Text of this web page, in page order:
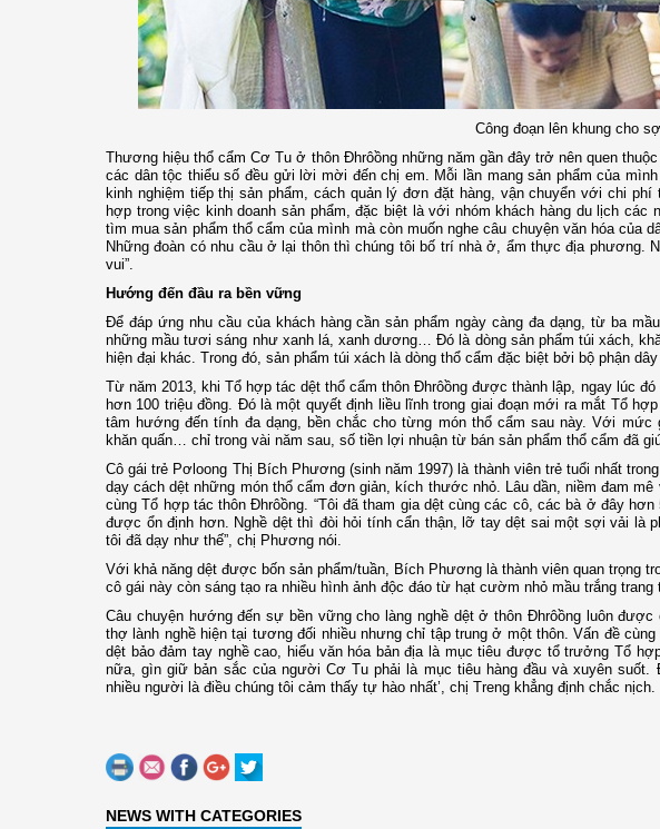
Công đoạn lên khung cho
Thương hiệu thổ cẩm Cơ Tu ở thôn Đhrôồng những năm gần đây trở nên quen
các dân tộc thiểu số đều gửi lời mời đến chị em. Mỗi lần mang sản phẩm của
kinh nghiệm tiếp thị sản phẩm, cách quản lý đơn đặt hàng, vận chuyển với chi
hợp trong việc kinh doanh sản phẩm, đặc biệt là với nhóm khách hàng du lịch các
tìm mua sản phẩm thổ cẩm của mình mà còn muốn nghe câu chuyện văn hóa của
Những đoàn có nhu cầu ở lại thôn thì chúng tôi bố trí nhà ở, ẩm thực địa phương.
vui”.
Hướng đến đầu ra bền vững
Để đáp ứng nhu cầu của khách hàng cần sản phẩm ngày càng đa dạng, từ ba
những mầu tươi sáng như xanh lá, xanh dương… Đó là dòng sản phẩm túi xách,
hiện đại khác. Trong đó, sản phẩm túi xách là dòng thổ cẩm đặc biệt bởi bộ phận
Từ năm 2013, khi Tổ hợp tác dệt thổ cẩm thôn Đhrôồng được thành lập, ngay lúc
hơn 100 triệu đồng. Đó là một quyết định liều lĩnh trong giai đoạn mới ra mắt Tổ
tâm hướng đến tính đa dạng, bền chắc cho từng món thổ cẩm sau này. Với mức
khăn quấn… chỉ trong vài năm sau, số tiền lợi nhuận từ bán sản phẩm thổ cẩm đã
Cô gái trẻ Pơloong Thị Bích Phương (sinh năm 1997) là thành viên trẻ tuổi nhất
dạy cách dệt những món thổ cẩm đơn giản, kích thước nhỏ. Lâu dần, niềm đam
cùng Tổ hợp tác thôn Đhrôồng. “Tôi đã tham gia dệt cùng các cô, các bà ở đây
được ổn định hơn. Nghề dệt thì đòi hỏi tính cẩn thận, lỡ tay dệt sai một sợi vải là
tôi đã dạy như thế”, chị Phương nói.
Với khả năng dệt được bốn sản phẩm/tuần, Bích Phương là thành viên quan trọng
cô gái này còn sáng tạo ra nhiều hình ảnh độc đáo từ hạt cườm nhỏ mầu trắng
Câu chuyện hướng đến sự bền vững cho làng nghề dệt ở thôn Đhrôồng luôn
thợ lành nghề hiện tại tương đối nhiều nhưng chỉ tập trung ở một thôn. Vấn đề
dệt bảo đảm tay nghề cao, hiểu văn hóa bản địa là mục tiêu được tổ trưởng Tổ
nữa, gìn giữ bản sắc của người Cơ Tu phải là mục tiêu hàng đầu và xuyên
nhiều người là điều chúng tôi cảm thấy tự hào nhất’, chị Treng khẳng định chắc nịch.
NEWS WITH CATEGORIES